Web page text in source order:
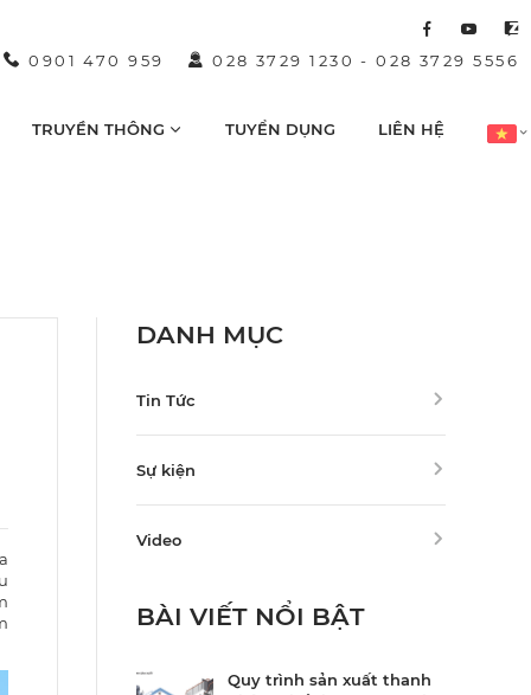
0901 470 959 028 3729 1230 -028 3729 5556
TRUYỀN THÔNG TUYỂN DỤNG LIÊN HỆ
DANH MỤC
Tin Tức
Sự kiện
Video
BÀI VIẾT NỔI BẬT
Quy trình sản xuất thanh